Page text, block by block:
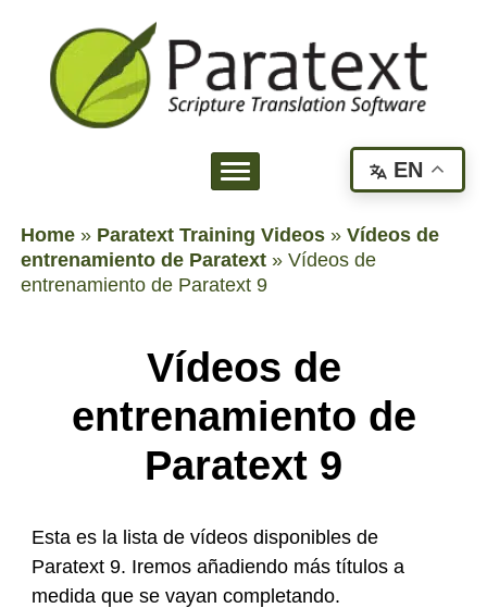
Home » Paratext Training Videos » Vídeos de
entrenamiento de Paratext » Vídeos de
entrenamiento de Paratext 9
Vídeos de
entrenamiento de
Paratext 9
Esta es la lista de vídeos disponibles de
Paratext 9. Iremos añadiendo más títulos a
medida que se vayan completando.
EN